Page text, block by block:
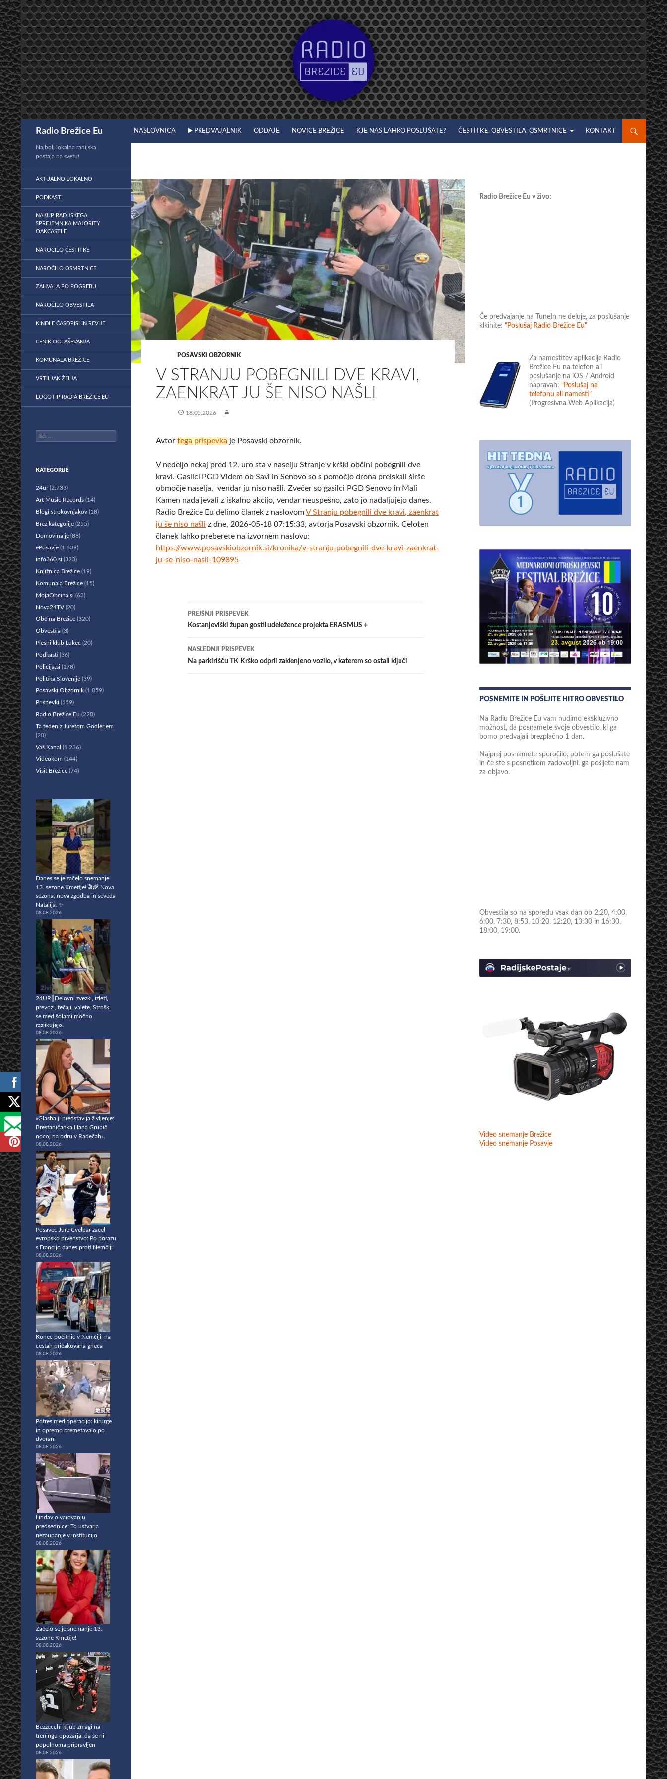
Preskoči
na
vsebino
Radio Brežice Eu NASLOVNICA ▶️ PREDVAJALNIK ODDAJE NOVICE BREŽICE KJE NAS LAHKO POSLUŠATE? ČESTITKE, OBVESTILA, OSMRTNICE KONTAKT
POSAVSKI OBZORNIK
V STRANJU POBEGNILI DVE KRAVI,
ZAENKRAT JU ŠE NISO NAŠLI
18.05.2026
Avtortega prispevka je Posavski obzornik.
V nedeljo nekaj pred 12. uro sta v naselju Stranje v krški občini pobegnili dve
kravi. Gasilci PGD Videm ob Savi in Senovo so s pomočjo drona preiskali širše
območje naselja, vendar ju niso našli. Zvečer so gasilci PGD Senovo in Mali
Kamen nadaljevali z iskalno akcijo, vendar neuspešno, zato jo nadaljujejo danes.
Radio Brežice Eu delimo članek z naslovomV Stranju pobegnili dve kravi, zaenkrat
ju še niso našli z dne, 2026-05-18 07:15:33, avtorja Posavski obzornik. Celoten
članek lahko preberete na izvornem naslovu:
https://www.posavskiobzornik.si/kronika/v-stranju-pobegnili-dve-kravi-zaenkrat-
ju-se-niso-nasli-109895
Krmarjenje
po
prispevkih
PREJŠNJI PRISPEVEK
Kostanjeviški župan gostil udeležence projekta ERASMUS +
NASLEDNJI PRISPEVEK
Na parkirišču TK Krško odprli zaklenjeno vozilo, v katerem so ostali ključi
Radio Brežice Eu v živo:
Če predvajanje na TuneIn ne deluje, za poslušanje
klkinite: "Poslušaj Radio Brežice Eu"
Za namestitev aplikacije Radio
Brežice Eu na telefon ali
poslušanje na iOS / Android
napravah: "Poslušaj na
telefonu ali namesti"
(Progresivna Web Aplikacija)
POSNEMITE IN POŠLJITE HITRO OBVESTILO
Na Radiu Brežice Eu vam nudimo ekskluzivno
možnost, da posnamete svoje obvestilo, ki ga
bomo predvajali brezplačno 1 dan.
Najprej posnamete sporočilo, potem ga poslušate
in če ste s posnetkom zadovoljni, ga pošljete nam
za objavo.
Obvestila so na sporedu vsak dan ob 2:20, 4:00,
6:00, 7:30, 8:53, 10:20, 12:20, 13:30 in 16:30,
18:00, 19:00.
Video snemanje Brežice
Video snemanje Posavje
Najbolj lokalna radijska
postaja na svetu!
AKTUALNO LOKALNO
PODKASTI
NAKUP RADIJSKEGA
SPREJEMNIKA MAJORITY
OAKCASTLE
NAROČILO ČESTITKE
NAROČILO OSMRTNICE
ZAHVALA PO POGREBU
NAROČILO OBVESTILA
KINDLE ČASOPISI IN REVIJE
CENIK OGLAŠEVANJA
KOMUNALA BREŽICE
VRTILJAK ŽELJA
LOGOTIP RADIA BREŽICE EU
Išči:
KATEGORIJE
24ur(2.733)
Art Music Records (14)
Blogi strokovnjakov (18)
Brez kategorije (255)
Domovina.je (88)
ePosavje (1.639)
info360.si (323)
Knjižnica Brežice (19)
Komunala Brežice (15)
MojaObcina.si (63)
Nova24TV (20)
Občina Brežice (320)
Obvestila (3)
Plesni klub Lukec (20)
Podkasti (36)
Policija.si (178)
Politika Slovenije (39)
Posavski Obzornik (1.059)
Prispevki (159)
Radio Brežice Eu (228)
Ta teden z Juretom Godlerjem
(20)
Vaš Kanal (1.236)
Videokom (144)
Visit Brežice (74)
Danes se je začelo snemanje
13. sezone Kmetije! 🎬🌾 Nova
sezona, nova zgodba in seveda
Natalija. ✨
08.08.2026
24UR┃Delovni zvezki, izleti,
prevozi, tečaji, valete. Stroški
se med šolami močno
razlikujejo.
08.08.2026
»Glasba ji predstavlja življenje:
Brestaničanka Hana Grubič
nocoj na odru v Radečah«.
08.08.2026
Posavec Jure Cvelbar začel
evropsko prvenstvo: Po porazu
s Francijo danes proti Nemčiji
08.08.2026
Konec počitnic v Nemčiji, na
cestah pričakovana gneča
08.08.2026
Potres med operacijo: kirurge
in opremo premetavalo po
dvorani
08.08.2026
Lindav o varovanju
predsednice: To ustvarja
nezaupanje v institucijo
08.08.2026
Začelo se je snemanje 13.
sezone Kmetije!
08.08.2026
Bezzecchi kljub zmagi na
treningu opozarja, da še ni
popolnoma pripravljen
08.08.2026